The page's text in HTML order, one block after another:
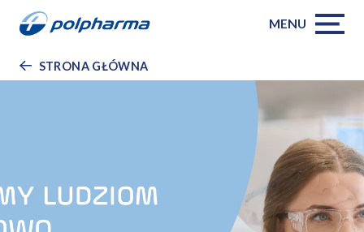
MENU
STRONA GŁÓWNA